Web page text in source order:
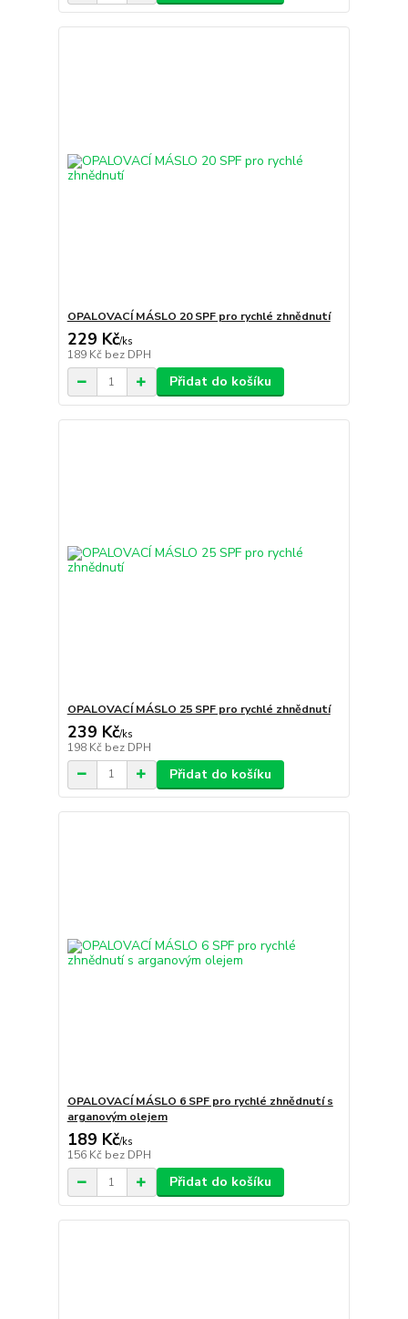
OPALOVACÍ MÁSLO 20 SPF pro rychlé zhnědnutí
229 Kč/ks
189 Kč bez DPH
Přidat do košíku
OPALOVACÍ MÁSLO 25 SPF pro rychlé zhnědnutí
239 Kč/ks
198 Kč bez DPH
Přidat do košíku
OPALOVACÍ MÁSLO 6 SPF pro rychlé zhnědnutí s
arganovým olejem
189 Kč/ks
156 Kč bez DPH
Přidat do košíku